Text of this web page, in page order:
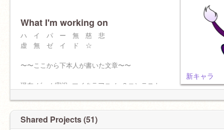
〜〜ここから下本人が書いた文章〜〜
低浮上。
す
┏ඩ ⨣ඹ ඩි ඞ ඕ┰ [ඞ]_
マイクラ
[*凸*]〜 |盾|~['0~'] ≪‐ ≪(‐[⁰c⁰]
What I'm working on
ハ イ パ ー 無 慈 悲
虚 無 ゼ イ ド ☆
〜〜ここから下本人が書いた文章〜〜
現在:ゲーム実況×マイクラアニメ×？コンテスト
アニメゼンブカイシ((イイエ
マイクラアニメ#3→1%
ぶたのコスチュームが53な件
新キャラ
Shared Projects (51)